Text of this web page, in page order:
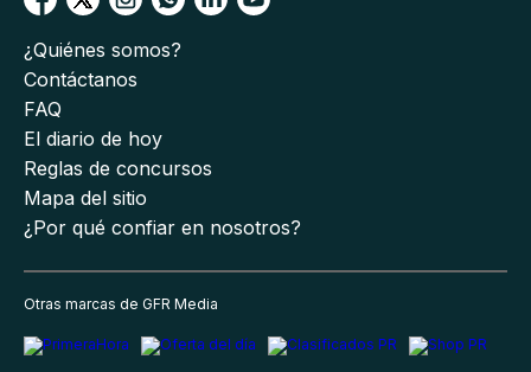
¿Quiénes somos?
Contáctanos
FAQ
El diario de hoy
Reglas de concursos
Mapa del sitio
¿Por qué confiar en nosotros?
Otras marcas de GFR Media